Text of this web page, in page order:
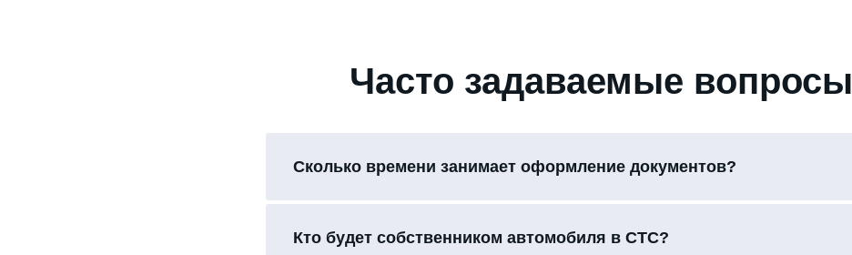
Часто задаваемые вопросы
Сколько времени занимает оформление документов?
Кто будет собственником автомобиля в СТС?